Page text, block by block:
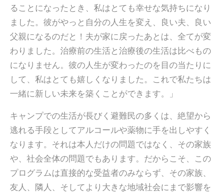
ることになったとき、私はとても幸せな気持ちになり
ました。彼がやっと自分の人生を変え、良い夫、良い
父親になるのだと！夫が家に戻ったあとは、全てが変
わりました。治療前の生活と治療後の生活は比べもの
になりません。彼の人生が変わったのを目の当たりに
して、私はとても嬉しくなりました。これで私たちは
一緒に新しい未来を築くことができます。」
キャンプでの生活が長びく避難民の多くは、絶望から
逃れる手段としてアルコールや薬物に手を出しやすく
なります。それは本人だけの問題ではなく、その家族
や、社会全体の問題でもあります。だからこそ、この
プログラムは直接的な受益者のみならず、その家族、
友人、隣人、そしてより大きな地域社会にまで影響を